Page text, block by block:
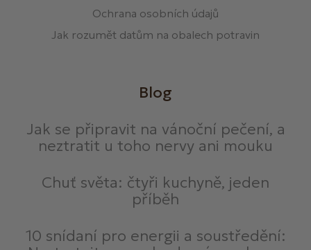
Ochrana osobních údajů
Jak rozumět datům na obalech potravin
Blog
Jak se připravit na vánoční pečení, a
neztratit u toho nervy ani mouku
Chuť světa: čtyři kuchyně, jeden
příběh
10 snídaní pro energii a soustředění: